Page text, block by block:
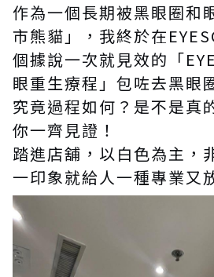
作為一個長期被黑眼圈和
市熊貓」，我終於在
個據說一次就見效的「
眼重生療程」包咗去黑眼
究竟過程如何？是不是真
你一齊見證！
踏進店舖，以白色為主，
一印象就給人一種專業又